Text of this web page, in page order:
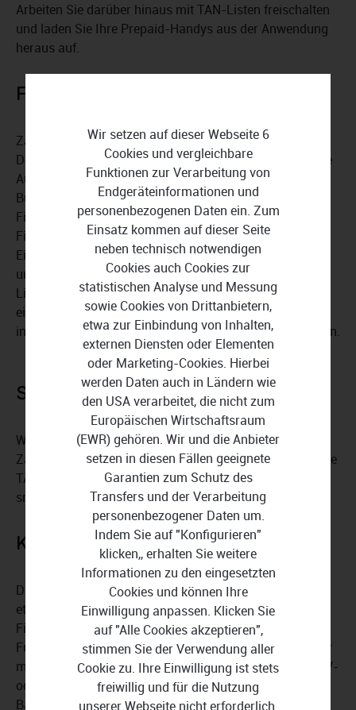
Arbeiten Sie darüber hinaus mit TAN-Listen freischalten
und laden Sie Ihre Prepaid-Handys aus der Anwendung
heraus auf.
Finanzen im Griff
Zahlungsverwaltung, Zahlungskalender,
Dokumentenverwaltung, Kategorie-Verwaltung inklusive
Autokategorisierung, Adress-, Buchungs- und
Budgetverwaltung sorgen für Ordnung in den eigenen
Finanzen. Auf der Startseite liefert die Software eine
Finanzübersicht, zeigt Kontostände und -verläufe sowie
Einnahmen und Ausgaben im Vergleich nach Kategorie
und Empfänger. Balken-, Torten-, Linien- und
Listenauswertungen sowie Finanzberichte machen die
eigene finanzielle Situation auf einen Blick verständlich,
inklusive Monatsvergleich von Einnahmen und Ausgaben.
Sicheres Online-Banking
WISO Konto Online Plus 365 setzt auf den
Zahlungsstandard HBCI/FinTS, unterstützt durch sichere
TAN-Verfahren wie iTAN, mTAN, eTAN, chipTAN und
smartTAN.
Komfortfunktionen
Die Software lässt sich auf einem mobilen Datenträger,
etwa einem USB-Stick, nutzen, sodass die eigenen
Finanzdaten immer griffbereit sind. Weitere praktische
Funktionen sind der Kontoauszugsdruck, ein Kontoticker
mit Infos zu Kontobewegungen, der Datenimport im CSV-
oder QIF-Format sowie eine übersichtliche
Bankenübersicht.
Wir setzen auf dieser Webseite 6
Cookies und vergleichbare
Funktionen zur Verarbeitung von
Endgeräteinformationen und
personenbezogenen Daten ein. Zum
Einsatz kommen auf dieser Seite
neben technisch notwendigen
Cookies auch Cookies zur
statistischen Analyse und Messung
sowie Cookies von Drittanbietern,
etwa zur Einbindung von Inhalten,
externen Diensten oder Elementen
oder Marketing-Cookies. Hierbei
werden Daten auch in Ländern wie
den USA verarbeitet, die nicht zum
Europäischen Wirtschaftsraum
(EWR) gehören. Wir und die Anbieter
setzen in diesen Fällen geeignete
Garantien zum Schutz des
Transfers und der Verarbeitung
personenbezogener Daten um.
Indem Sie auf "Konfigurieren"
klicken,, erhalten Sie weitere
Informationen zu den eingesetzten
Cookies und können Ihre
Einwilligung anpassen. Klicken Sie
auf "Alle Cookies akzeptieren",
stimmen Sie der Verwendung aller
Cookie zu. Ihre Einwilligung ist stets
freiwillig und für die Nutzung
unserer Webseite nicht erforderlich.